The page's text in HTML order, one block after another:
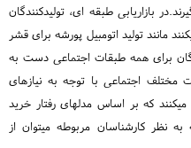
بازاریابی طبقه ای، تولیدکنندگان
مانند تولید اتومبیل پورشه برای قشر
برای همه طبقات اجتماعی دست به
مختلف اجتماعی با توجه به نیازهای
که بر اساس مدلهای رفتار خرید
نظر کارشناسان مربوطه میتوان از